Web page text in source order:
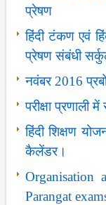
प्रेषण
हिंदी टंकण एवं
प्रेषण संबंधी
नवंबर 2016
परीक्षा
हिंदी शिक्षण
कैलेंडर।
Organisation
Parangat